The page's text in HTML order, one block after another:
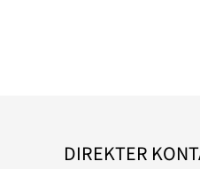
DIREKTER